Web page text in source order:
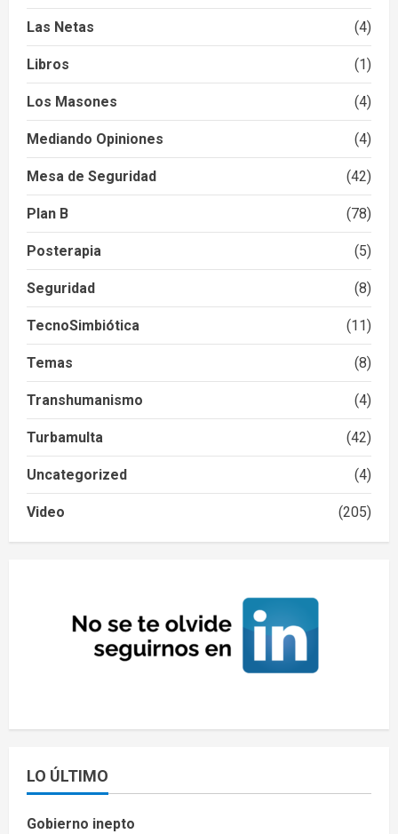
Las Netas (4)
Libros (1)
Los Masones (4)
Mediando Opiniones (4)
Mesa de Seguridad (42)
Plan B (78)
Posterapia (5)
Seguridad (8)
TecnoSimbiótica (11)
Temas (8)
Transhumanismo (4)
Turbamulta (42)
Uncategorized (4)
Video (205)
LO ÚLTIMO
Gobierno inepto